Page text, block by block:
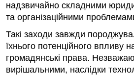
надзвичайно складними
та організаційними
Такі заходи завжди
їхнього потенційного впливу
громадянські права.
вирішальними, наслідки